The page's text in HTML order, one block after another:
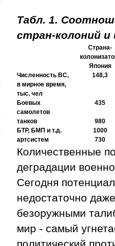
Табл. 1.
стран-колоний
Страна-
Япония
Численность ВС,
в мирное время,
тыс. чел
148,3
Боевых
самолетов
435
танков
980
БТР, БМП и т.д.
1000
артсистем
730
Количественные
деградации
Сегодня
недостаточно
безоружными
мир - самый
политический